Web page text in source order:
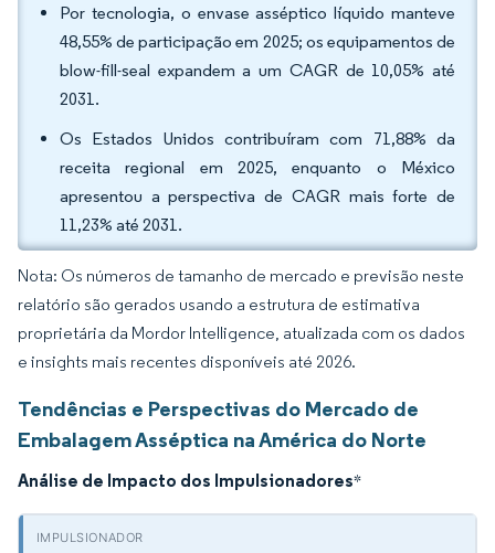
Por tecnologia, o envase asséptico líquido manteve
48,55% de participação em 2025; os equipamentos de
blow-fill-seal expandem a um CAGR de 10,05% até
2031.
Os Estados Unidos contribuíram com 71,88% da
receita regional em 2025, enquanto o México
apresentou a perspectiva de CAGR mais forte de
11,23% até 2031.
Nota: Os números de tamanho de mercado e previsão neste
relatório são gerados usando a estrutura de estimativa
proprietária da Mordor Intelligence, atualizada com os dados
e insights mais recentes disponíveis até 2026.
Tendências e Perspectivas do Mercado de
Embalagem Asséptica na América do Norte
Análise de Impacto dos Impulsionadores*